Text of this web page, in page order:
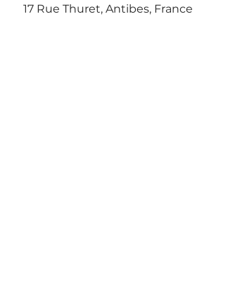
17 Rue Thuret, Antibes, France